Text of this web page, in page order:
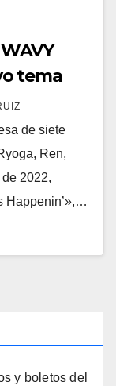
tema
de siete
Ren,
2022,
Happenin’»,…
y boletos del